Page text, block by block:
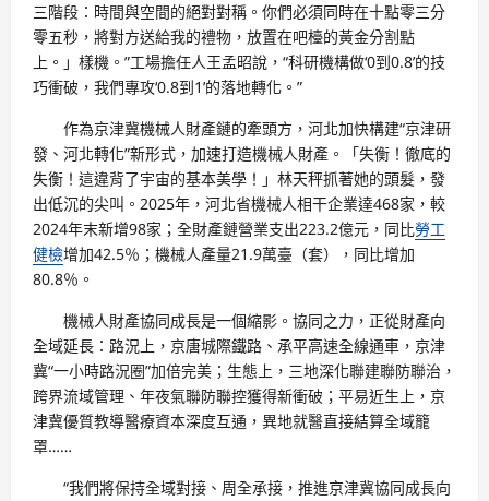
三階段：時間與空間的絕對對稱。你們必須同時在十點零三分
零五秒，將對方送給我的禮物，放置在吧檯的黃金分割點
上。」樣機。”工場擔任人王孟昭說，“科研機構做‘0到0.8’的技
巧衝破，我們專攻‘0.8到1’的落地轉化。”
作為京津冀機械人財產鏈的牽頭方，河北加快構建“京津研
發、河北轉化”新形式，加速打造機械人財產。「失衡！徹底的
失衡！這違背了宇宙的基本美學！」林天秤抓著她的頭髮，發
出低沉的尖叫。2025年，河北省機械人相干企業達468家，較
2024年末新增98家；全財產鏈營業支出223.2億元，同比勞工
健檢增加42.5％；機械人產量21.9萬臺（套），同比增加
80.8％。
機械人財產協同成長是一個縮影。協同之力，正從財產向
全域延長：路況上，京唐城際鐵路、承平高速全線通車，京津
冀“一小時路況圈”加倍完美；生態上，三地深化聯建聯防聯治，
跨界流域管理、年夜氣聯防聯控獲得新衝破；平易近生上，京
津冀優質教導醫療資本深度互通，異地就醫直接結算全域籠
罩……
“我們將保持全域對接、周全承接，推進京津冀協同成長向